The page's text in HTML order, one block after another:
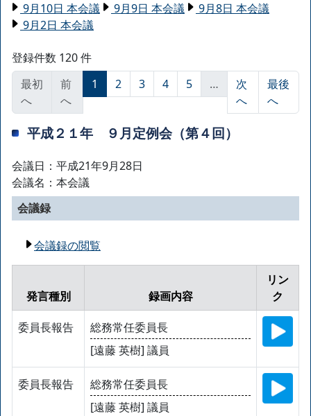
9月10日 本会議
9月9日 本会議
9月8日 本会議
9月2日 本会議
登録件数 120 件
最初
へ
前
へ
1 2 3 4 5 …
次
へ
最後
へ
平成２１年 ９月定例会（第４回）
会議日：平成21年9月28日
会議名：本会議
会議録
会議録の閲覧
発言種別 録画内容
リン
ク
委員長報告
総務常任委員長
[遠藤 英樹] 議員
委員長報告
総務常任委員長
[遠藤 英樹] 議員